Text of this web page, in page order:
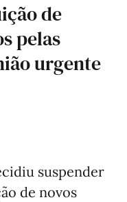
de
pelas
urgente
suspender
de novos